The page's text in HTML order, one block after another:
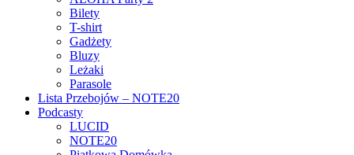
Bilety
T-shirt
Gadżety
Bluzy
Leżaki
Parasole
Lista Przebojów – NOTE20
Podcasty
LUCID
NOTE20